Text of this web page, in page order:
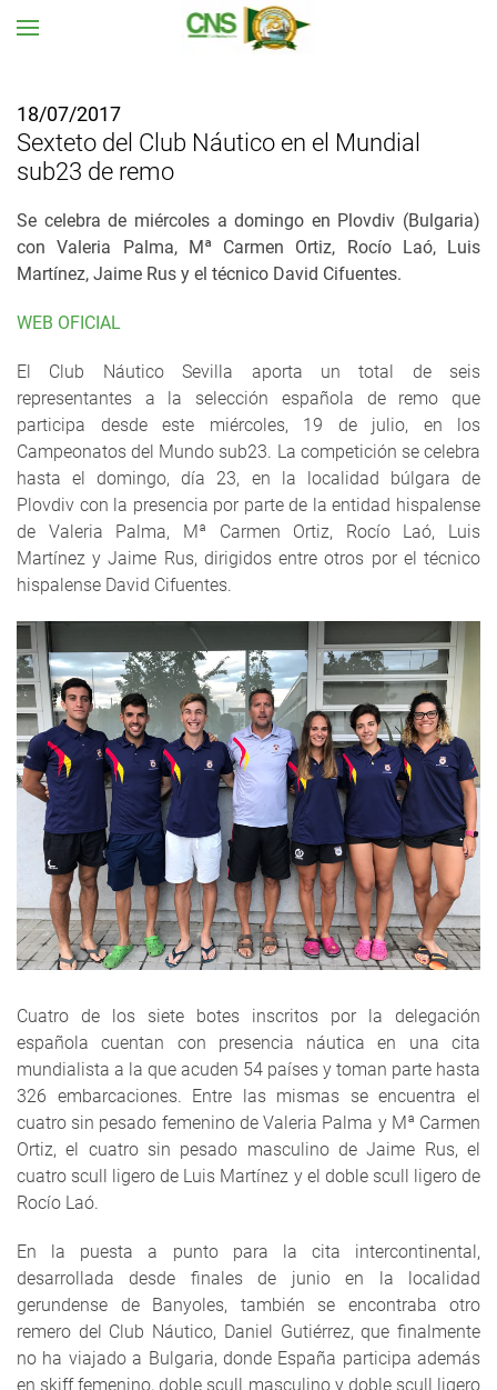
18/07/2017
Sexteto del Club Náutico en el Mundial
sub23 de remo
Se celebra de miércoles a domingo en Plovdiv (Bulgaria)
con Valeria Palma, Mª Carmen Ortiz, Rocío Laó, Luis
Martínez, Jaime Rus y el técnico David Cifuentes.
WEB OFICIAL
El Club Náutico Sevilla aporta un total de seis
representantes a la selección española de remo que
participa desde este miércoles, 19 de julio, en los
Campeonatos del Mundo sub23. La competición se celebra
hasta el domingo, día 23, en la localidad búlgara de
Plovdiv con la presencia por parte de la entidad hispalense
de Valeria Palma, Mª Carmen Ortiz, Rocío Laó, Luis
Martínez y Jaime Rus, dirigidos entre otros por el técnico
hispalense David Cifuentes.
Cuatro de los siete botes inscritos por la delegación
española cuentan con presencia náutica en una cita
mundialista a la que acuden 54 países y toman parte hasta
326 embarcaciones. Entre las mismas se encuentra el
cuatro sin pesado femenino de Valeria Palma y Mª Carmen
Ortiz, el cuatro sin pesado masculino de Jaime Rus, el
cuatro scull ligero de Luis Martínez y el doble scull ligero de
Rocío Laó.
En la puesta a punto para la cita intercontinental,
desarrollada desde finales de junio en la localidad
gerundense de Banyoles, también se encontraba otro
remero del Club Náutico, Daniel Gutiérrez, que finalmente
no ha viajado a Bulgaria, donde España participa además
en skiff femenino, doble scull masculino y doble scull ligero